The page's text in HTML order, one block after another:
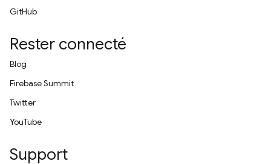
GitHub
Rester connecté
Blog
Firebase Summit
Twitter
YouTube
Support